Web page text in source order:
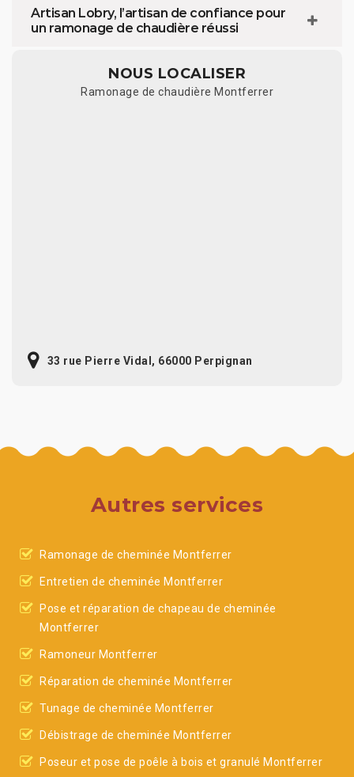
Artisan Lobry, l’artisan de confiance pour
un ramonage de chaudière réussi
NOUS LOCALISER
Ramonage de chaudière Montferrer
33 rue Pierre Vidal, 66000 Perpignan
Autres services
Ramonage de cheminée Montferrer
Entretien de cheminée Montferrer
Pose et réparation de chapeau de cheminée
Montferrer
Ramoneur Montferrer
Réparation de cheminée Montferrer
Tunage de cheminée Montferrer
Débistrage de cheminée Montferrer
Poseur et pose de poêle à bois et granulé Montferrer